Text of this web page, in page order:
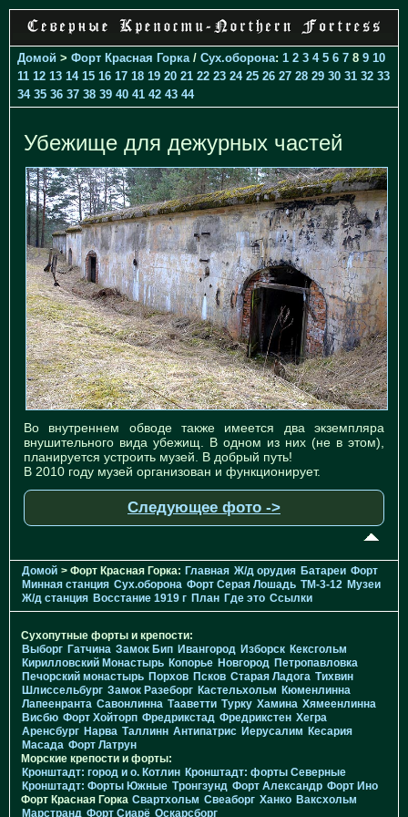
Домой > Форт Красная Горка / Cух.оборона: 1 2 3 4 5 6 7 8 9 10
11 12 13 14 15 16 17 18 19 20 21 22 23 24 25 26 27 28 29 30 31 32 33
34 35 36 37 38 39 40 41 42 43 44
Убежище для дежурных частей
Во внутреннем обводе также имеется два экземпляра
внушительного вида убежищ. В одном из них (не в этом),
планируется устроить музей. В добрый путь!
В 2010 году музей организован и функционирует.
Следующее фото ->
Домой > Форт Красная Горка: Главная Ж/д орудия Батареи Форт
Минная станция Cух.оборона Форт Серая Лошадь TM-3-12 Музеи
Ж/д станция Восстание 1919 г План Где это Ссылки
Сухопутные форты и крепости:
Выборг Гатчина Замок Бип Ивангород Изборск Кексгольм
Кирилловский Монастырь Копорье Новгород Петропавловка
Печорcкий монастырь Порхов Псков Старая Ладога Тихвин
Шлиссельбург Замок Разеборг Кастельхольм Кюменлинна
Лапеенранта Савонлинна Тааветти Турку Хамина Хямеенлинна
Висбю Форт Хойторп Фредрикстад Фредрикстен Хегра
Аренсбург Нарва Таллинн Антипатрис Иерусалим Кесария
Масада Форт Латрун
Морские крепости и форты:
Кронштадт: город и о. Котлин Кронштадт: форты Северные
Кронштадт: Форты Южные Тронгзунд Форт Александр Форт Ино
Форт Красная Горка Свартхольм Свеаборг Ханко Ваксхольм
Марстранд Форт Сиарё Оскарсборг